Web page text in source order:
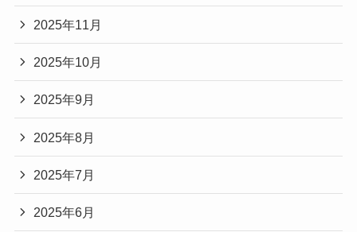
2025年11月
2025年10月
2025年9月
2025年8月
2025年7月
2025年6月